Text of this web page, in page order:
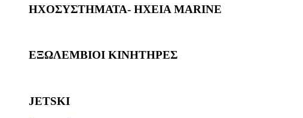
ΗΧΟΣΥΣΤΗΜΑΤΑ- ΗΧΕΙΑ MARINE
ΕΞΩΛΕΜΒΙΟΙ ΚΙΝΗΤΗΡΕΣ
JETSKI